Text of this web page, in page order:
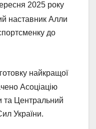
2025 року
наставник Алли
до
найкращої
Асоціацію
та Центральний
України.